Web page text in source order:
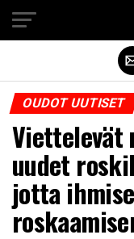
OUDOT UUTISET
Viettelevät
uudet
jotta